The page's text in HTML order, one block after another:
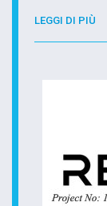
LEGGI DI PIÙ